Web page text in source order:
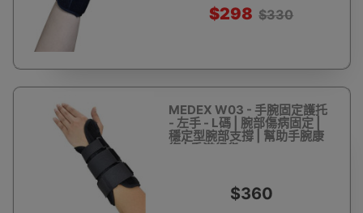
$298 $330
MEDEX W03 - 手腕固定護托
- 左手 - L碼 | 腕部傷病固定 |
穩定型腕部支撐 | 幫助手腕康
復 | 香港行貨
$360